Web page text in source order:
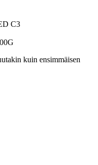
C3
kuin ensimmäisen